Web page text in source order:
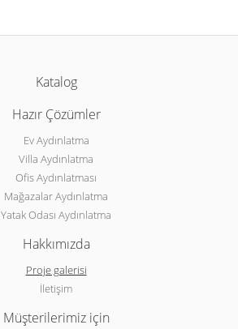
Katalog
Hazır Çözümler
Ev Aydınlatma
Villa Aydınlatma
Ofis Aydınlatması
Mağazalar Aydınlatma
Yatak Odası Aydınlatma
Hakkımızda
Proje galerisi
İletişim
Müşterilerimiz için